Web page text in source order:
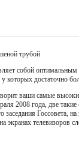
трубой
собой
которых достаточно
ваши самые
2008 года, две
заседания Госсовета,
телевизоров